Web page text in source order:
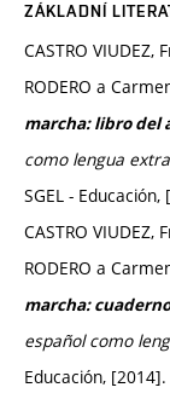
ZÁKLADNÍ
CASTRO VIUDEZ,
RODERO a
marcha: libro del
como lengua
SGEL -
CASTRO VIUDEZ,
RODERO a
marcha:
español como
Educación,